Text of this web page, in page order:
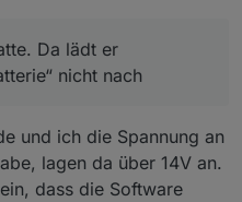
im Winter immer
Batterie nur 63% hat. Das
gehabt. Bin auch
Da lädt er
nicht nach
und ich die Spannung an
lagen da über 14V an.
dass die Software